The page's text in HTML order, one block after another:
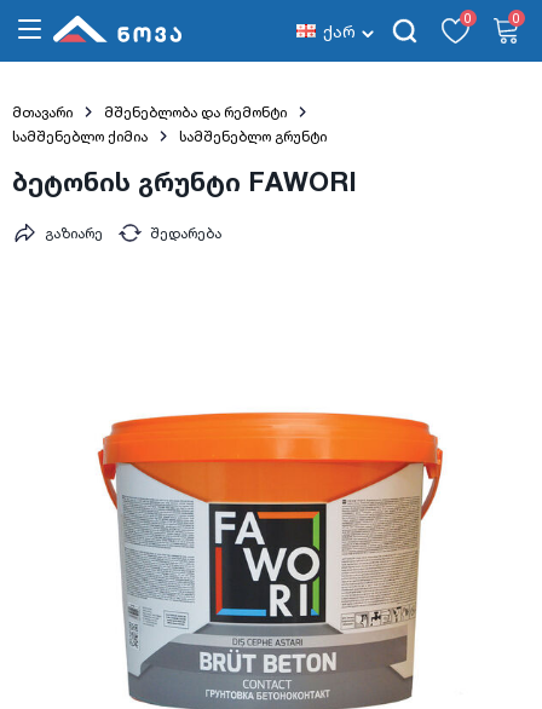
ქარ
0 0
მთავარი
მშენებლობა და რემონტი
სამშენებლო ქიმია
სამშენებლო გრუნტი
ბეტონის გრუნტი FAWORI
შედარება
გაზიარე